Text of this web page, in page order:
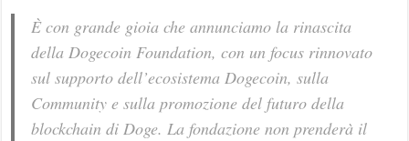
È con grande gioia che annunciamo la rinascita
della Dogecoin Foundation, con un focus rinnovato
sul supporto dell’ecosistema Dogecoin, sulla
Community e sulla promozione del futuro della
blockchain di Doge. La fondazione non prenderà il